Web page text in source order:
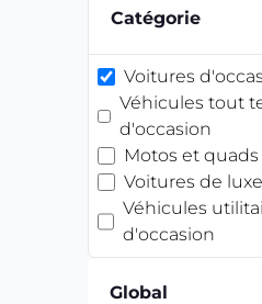
Catégorie
Voitures
Véhicules tout
d'occasion
Motos et
Voitures de
Véhicules
d'occasion
Global